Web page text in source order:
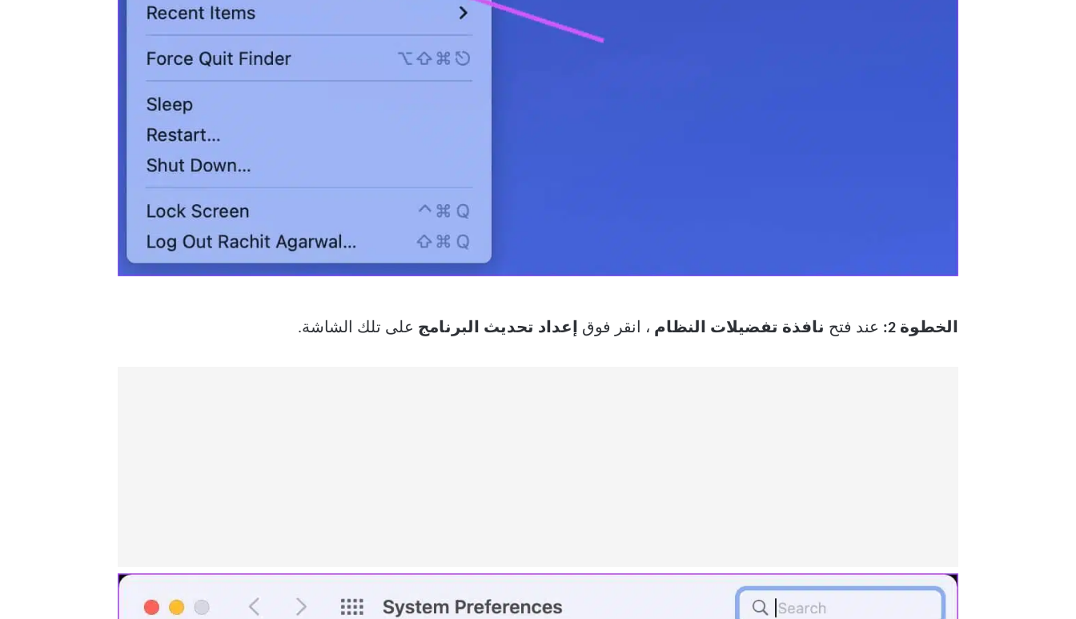
الخطوة 2: عند فتح نافذة تفضيلات النظام ، انقر فوق إعداد تحديث البرنامج على تلك الشاشة.